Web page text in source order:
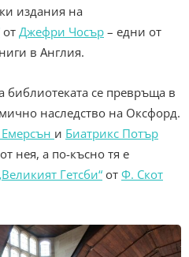
издания на
от Джефри Чосър – едни от
в Англия.
библиотеката се превръща в
наследство на Оксфорд.
и Биатрикс Потър
нея, а по-късно тя е
Гетсби“ от Ф. Скот